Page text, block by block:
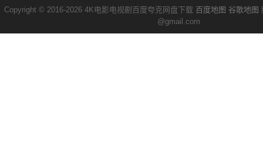
Copyright © 2016-2026 4K电影电视剧百度夸克网盘下载 百度地图 谷歌地图
@gmail.com